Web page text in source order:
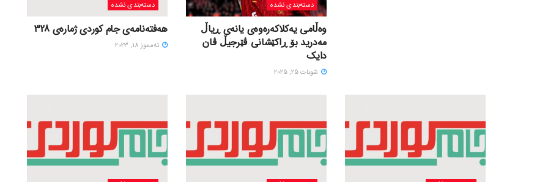
دسته‌بندی نشده
وەڵامی یەکلاکەرەوەی یانەی ڕیاڵ
مەدرید بۆ ڕاکێشانی ڤێرجیڵ ڤان
دایک
شوبات 25, 2025
دسته‌بندی نشده
هەفتەنامەی جام کوردی ژمارەی 328
ته‌مموز 18, 2023